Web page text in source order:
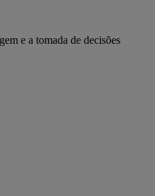
e a tomada de decisões